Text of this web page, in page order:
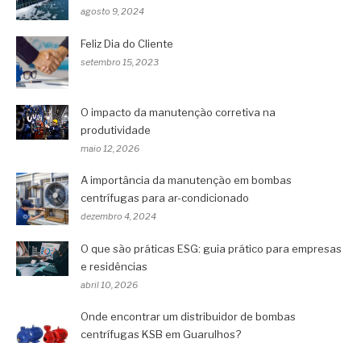
agosto 9, 2024
Feliz Dia do Cliente
setembro 15, 2023
O impacto da manutenção corretiva na
produtividade
maio 12, 2026
A importância da manutenção em bombas
centrífugas para ar-condicionado
dezembro 4, 2024
O que são práticas ESG: guia prático para empresas
e residências
abril 10, 2026
Onde encontrar um distribuidor de bombas
centrífugas KSB em Guarulhos?